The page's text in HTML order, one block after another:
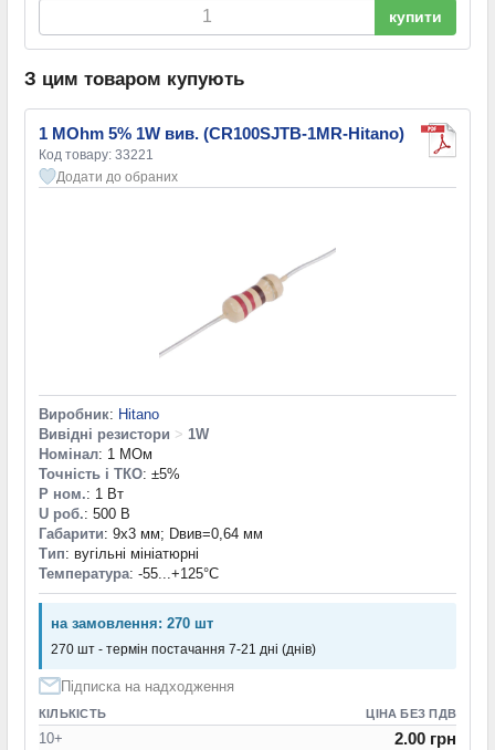
купити
З цим товаром купують
1 MOhm 5% 1W вив. (CR100SJTB-1MR-Hitano)
Код товару: 33221
Додати до обраних
Виробник: Hitano
Вивідні резистори > 1W
Номінал: 1 МОм
Точність і ТКО: ±5%
P ном.: 1 Вт
U роб.: 500 В
Габарити: 9х3 мм; Dвив=0,64 мм
Тип: вугільні мініатюрні
Температура: -55...+125°С
на замовлення: 270 шт
270 шт - термін постачання 7-21 дні (днів)
Підписка на надходження
КІЛЬКІСТЬ ЦІНА БЕЗ ПДВ
10+ 2.00 грн